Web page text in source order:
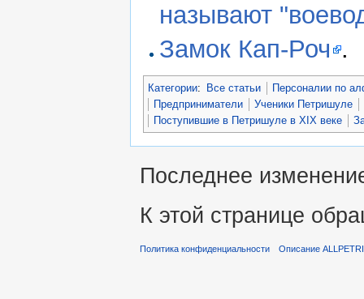
называют
Замок Кап-Роч .
Категории: Все статьи
Персоналии по
Предприниматели
Ученики Петришуле
Поступившие в Петришуле в XIX веке
Последнее
К этой странице
Политика конфиденциальности Описание